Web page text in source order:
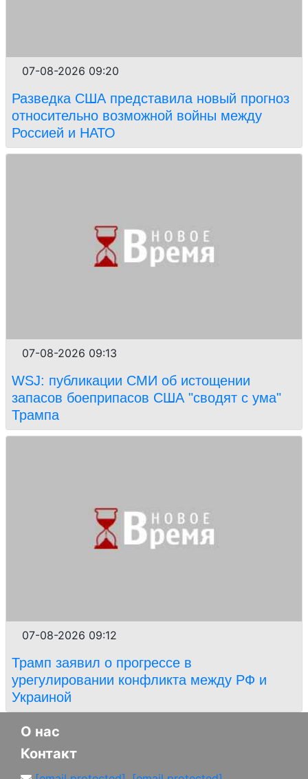
07-08-2026 09:20
Разведка США представила новый прогноз
относительно возможной войны между
Россией и НАТО
07-08-2026 09:13
WSJ: публикации СМИ об истощении
запасов боеприпасов США "сводят с ума"
Трампа
07-08-2026 09:12
Трамп заявил о прогрессе в
урегулировании конфликта между РФ и
Украиной
О нас
Контакт